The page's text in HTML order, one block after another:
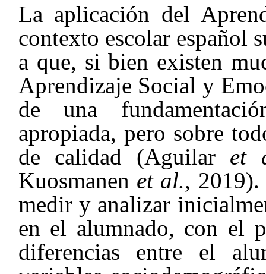
La aplicación del
contexto escolar español
a que, si bien existen
Aprendizaje Social y
de una
apropiada, pero sobre
de calidad (Aguilar et
Kuosmanen et al., 2019).
medir y analizar
en el alumnado, con el
diferencias entre el